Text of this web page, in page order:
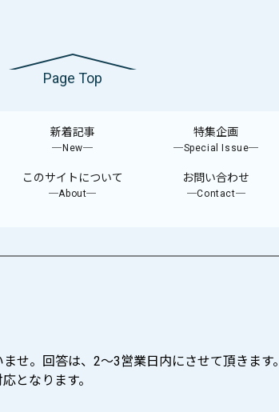
Page Top
新着記事
─New─
特集企画
─Special Issue─
このサイトについて
─About─
お問い合わせ
─Contact─
せ。回答は、2〜3営業日内にさせて頂きます。
となります。